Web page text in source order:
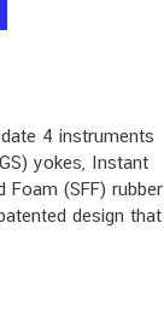
4 instruments
yokes, Instant
Foam (SFF) rubber
design that